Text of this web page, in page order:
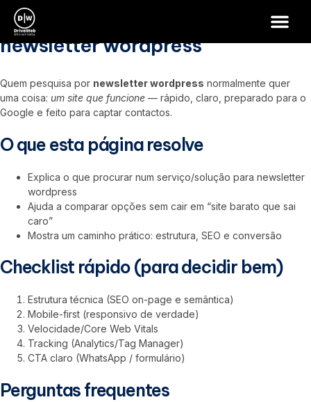
newsletter wordpress
Quem pesquisa por newsletter wordpress normalmente quer
uma coisa: um site que funcione — rápido, claro, preparado para o
Google e feito para captar contactos.
O que esta página resolve
Explica o que procurar num serviço/solução para newsletter
wordpress
Ajuda a comparar opções sem cair em “site barato que sai
caro”
Mostra um caminho prático: estrutura, SEO e conversão
Checklist rápido (para decidir bem)
Estrutura técnica (SEO on-page e semântica)
Mobile-first (responsivo de verdade)
Velocidade/Core Web Vitals
Tracking (Analytics/Tag Manager)
CTA claro (WhatsApp / formulário)
Perguntas frequentes